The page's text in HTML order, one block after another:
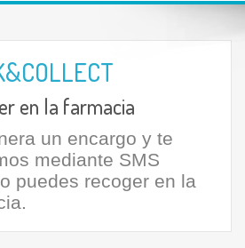
en la farmacia
un encargo y te
mediante SMS
puedes recoger en la